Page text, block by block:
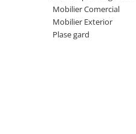
Sarma moale
Plase polietilena
Mobilier Comercial
Mobilier Exterior
Plase gard